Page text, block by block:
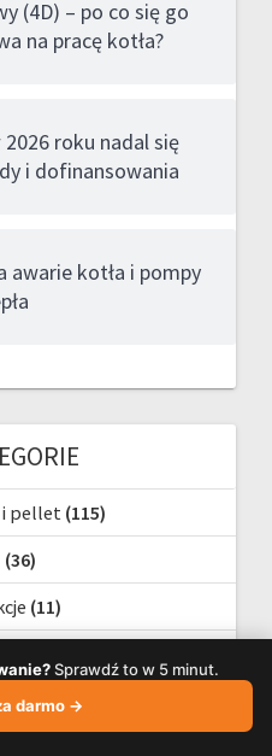
(4D) – po co się go
na pracę kotła?
roku nadal się
i dofinansowania
awarie kotła i pompy
i pellet(115)
(36)
(11)
(19)
Sprawdź to w 5 minut.
darmo →